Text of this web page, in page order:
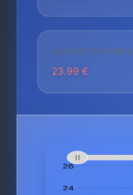
HÖCHSTER PREIS
23.99 €